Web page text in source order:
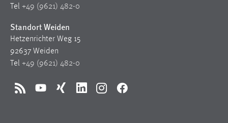
Tel +49 (9621) 482-0
Standort Weiden
Hetzenrichter Weg 15
92637 Weiden
Tel +49 (9621) 482-0
RSS YouTubeXing LinkedInInstagramFacebook